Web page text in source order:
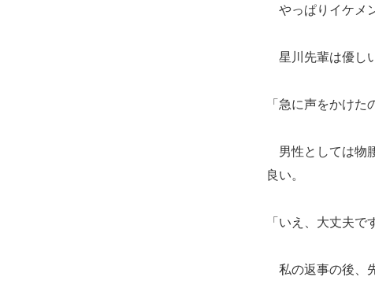
やっぱりイケメ
星川先輩は優し
「急に声をかけた
男性としては物
良い。
「いえ、大丈夫で
私の返事の後、